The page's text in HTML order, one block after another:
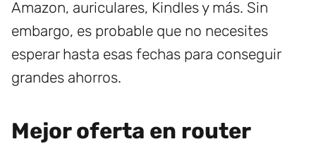
Amazon, auriculares, Kindles y más. Sin
embargo, es probable que no necesites
esperar hasta esas fechas para conseguir
grandes ahorros.
Mejor oferta en router